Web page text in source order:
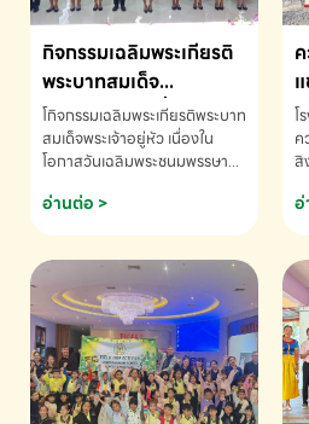
กิจกรรมเฉลิมพระเกียรติ
พระบาทสมเด็จ
พระเจ้าอยู่หัว เนื่องใน
โอกาสวันเฉลิม
พระชนมพรรษา
โกิจกรรมเฉลิมพระเกียรติพระบาท
สมเด็จพระเจ้าอยู่หัว เนื่องใน
โอกาสวันเฉลิมพระชนมพรรษา
ข้อมูลเพิ่มเติม โทร. 075-691910
อ่านต่อ >
โ
ค
สิ
ด
อ
แ
เ
อ่